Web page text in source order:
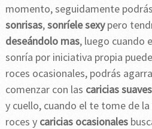
momento, seguidamente
sonrisas,sonríele sexypero
deseándolo mas, luego cuando
sonría por iniciativa propia
roces ocasionales, podrás
comenzar con las caricias suaves
y cuello, cuando el te tome de
roces y caricias ocasionales